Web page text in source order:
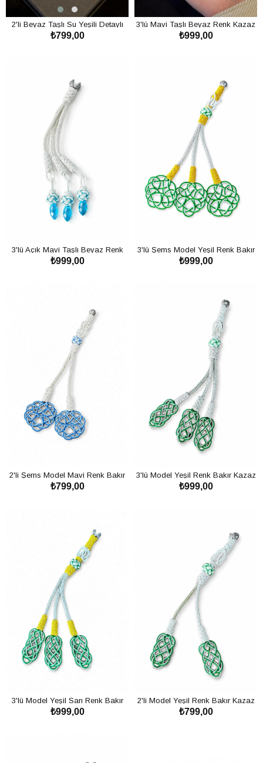
2'li Beyaz Taşlı Su Yeşili Detaylı
Kazaz Püskül
₺799,00
3'lü Mavi Taşlı Beyaz Renk Kazaz
Püskül
₺999,00
3'lü Açık Mavi Taşlı Beyaz Renk
Kazaz Püskül
₺999,00
3'lü Şems Model Yeşil Renk Bakır
Kazaz Püskül
₺999,00
2'li Şems Model Mavi Renk Bakır
Kazaz Püskül
₺799,00
3'lü Model Yeşil Renk Bakır Kazaz
Püskül
₺999,00
3'lü Model Yeşil Sarı Renk Bakır
Kazaz Püskül
₺999,00
2'li Model Yeşil Renk Bakır Kazaz
Püskül
₺799,00